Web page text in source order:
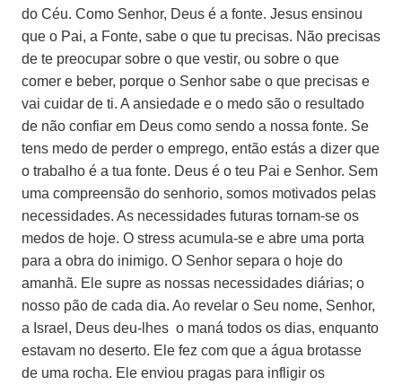
do Céu. Como Senhor, Deus é a fonte. Jesus ensinou
que o Pai, a Fonte, sabe o que tu precisas. Não precisas
de te preocupar sobre o que vestir, ou sobre o que
comer e beber, porque o Senhor sabe o que precisas e
vai cuidar de ti. A ansiedade e o medo são o resultado
de não confiar em Deus como sendo a nossa fonte. Se
tens medo de perder o emprego, então estás a dizer que
o trabalho é a tua fonte. Deus é o teu Pai e Senhor. Sem
uma compreensão do senhorio, somos motivados pelas
necessidades. As necessidades futuras tornam-se os
medos de hoje. O stress acumula-se e abre uma porta
para a obra do inimigo. O Senhor separa o hoje do
amanhã. Ele supre as nossas necessidades diárias; o
nosso pão de cada dia. Ao revelar o Seu nome, Senhor,
a Israel, Deus deu-lhes o maná todos os dias, enquanto
estavam no deserto. Ele fez com que a água brotasse
de uma rocha. Ele enviou pragas para infligir os